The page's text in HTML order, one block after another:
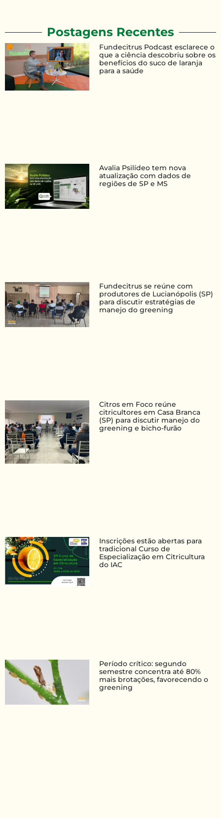
Fundecitrus Podcast esclarece o
que a ciência descobriu sobre os
benefícios do suco de laranja
para a saúde
Avalia Psilídeo tem nova
atualização com dados de
regiões de SP e MS
Fundecitrus se reúne com
produtores de Lucianópolis (SP)
para discutir estratégias de
manejo do greening
Citros em Foco reúne
citricultores em Casa Branca
(SP) para discutir manejo do
greening e bicho-furão
Inscrições estão abertas para
tradicional Curso de
Especialização em Citricultura
do IAC
Período crítico: segundo
semestre concentra até 80%
mais brotações, favorecendo o
greening
Postagens Recentes